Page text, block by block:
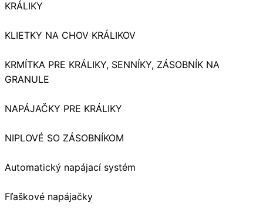
KRÁLIKY
KLIETKY NA CHOV KRÁLIKOV
KRMÍTKA PRE KRÁLIKY, SENNÍKY, ZÁSOBNÍK NA
GRANULE
NAPÁJAČKY PRE KRÁLIKY
NIPLOVÉ SO ZÁSOBNÍKOM
Automatický napájací systém
Fľaškové napájačky